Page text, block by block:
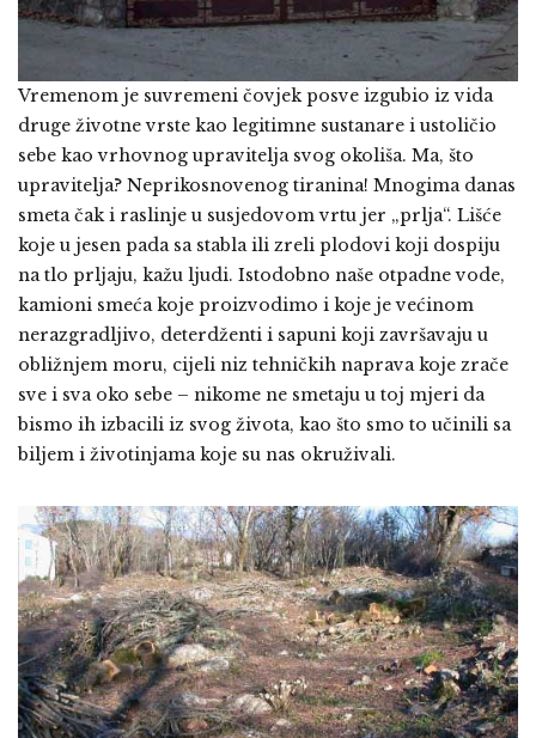
Vremenom je suvremeni čovjek posve izgubio iz vida
druge životne vrste kao legitimne sustanare i ustoličio
sebe kao vrhovnog upravitelja svog okoliša. Ma, što
upravitelja? Neprikosnovenog tiranina! Mnogima danas
smeta čak i raslinje u susjedovom vrtu jer „prlja“. Lišće
koje u jesen pada sa stabla ili zreli plodovi koji dospiju
na tlo prljaju, kažu ljudi. Istodobno naše otpadne vode,
kamioni smeća koje proizvodimo i koje je većinom
nerazgradljivo, deterdženti i sapuni koji završavaju u
obližnjem moru, cijeli niz tehničkih naprava koje zrače
sve i sva oko sebe – nikome ne smetaju u toj mjeri da
bismo ih izbacili iz svog života, kao što smo to učinili sa
biljem i životinjama koje su nas okruživali.